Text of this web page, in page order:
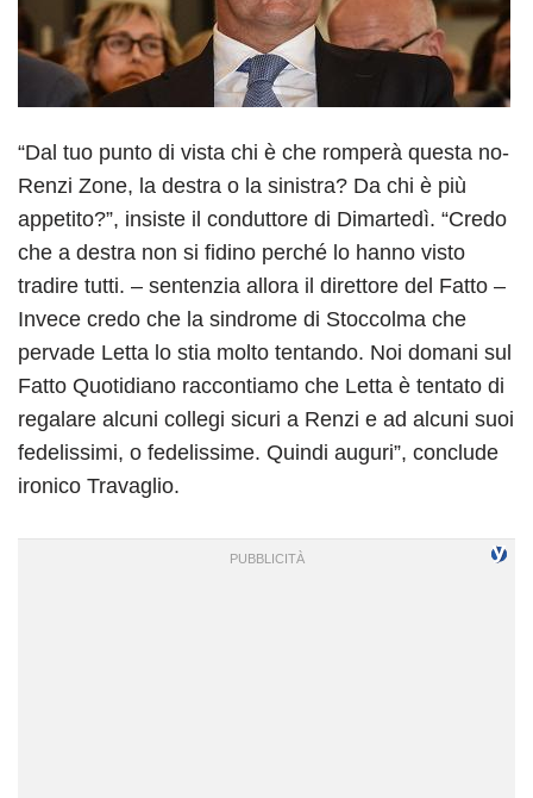
“Dal tuo punto di vista chi è che romperà questa no-
Renzi Zone, la destra o la sinistra? Da chi è più
appetito?”, insiste il conduttore di Dimartedì. “Credo
che a destra non si fidino perché lo hanno visto
tradire tutti. – sentenzia allora il direttore del Fatto –
Invece credo che la sindrome di Stoccolma che
pervade Letta lo stia molto tentando. Noi domani sul
Fatto Quotidiano raccontiamo che Letta è tentato di
regalare alcuni collegi sicuri a Renzi e ad alcuni suoi
fedelissimi, o fedelissime. Quindi auguri”, conclude
ironico Travaglio.